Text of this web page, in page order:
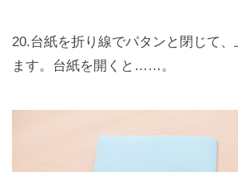
20.台紙を折り線でパタンと閉じて、
ます。台紙を開くと……。